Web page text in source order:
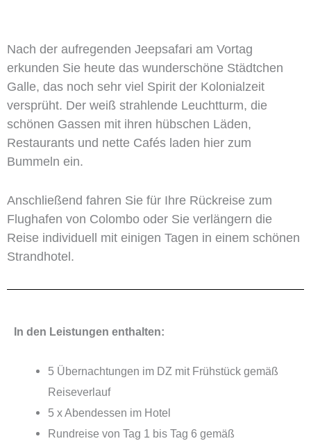
Nach der aufregenden Jeepsafari am Vortag
erkunden Sie heute das wunderschöne Städtchen
Galle, das noch sehr viel Spirit der Kolonialzeit
versprüht. Der weiß strahlende Leuchtturm, die
schönen Gassen mit ihren hübschen Läden,
Restaurants und nette Cafés laden hier zum
Bummeln ein.
Anschließend fahren Sie für Ihre Rückreise zum
Flughafen von Colombo oder Sie verlängern die
Reise individuell mit einigen Tagen in einem schönen
Strandhotel.
In den Leistungen enthalten:
5 Übernachtungen im DZ mit Frühstück gemäß
Reiseverlauf
5 x Abendessen im Hotel
Rundreise von Tag 1 bis Tag 6 gemäß